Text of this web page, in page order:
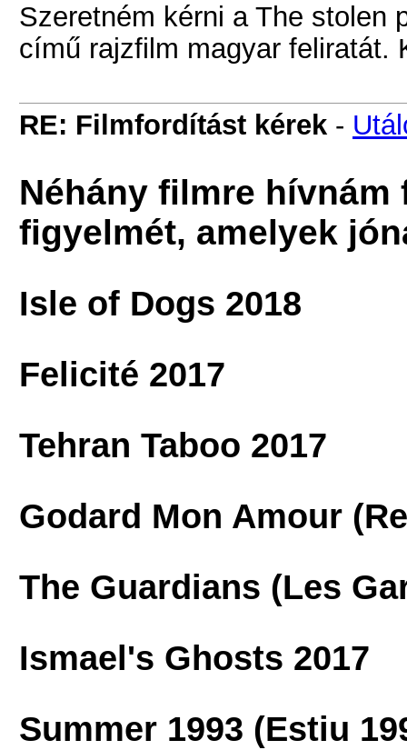
Szeretném kérni a The stolen
című rajzfilm magyar feliratát.
RE: Filmfordítást kérek -
Néhány filmre
figyelmét, amelyek
Isle of Dogs 2018
Felicité 2017
Tehran Taboo 2017
Godard Mon Amour
The Guardians (Les
Ismael's Ghosts 2017
Summer 1993 (Estiu